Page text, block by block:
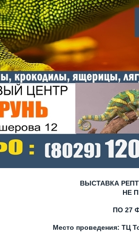
ВЫСТАВКА
НЕ
ПО 27
Место проведения: ТЦ